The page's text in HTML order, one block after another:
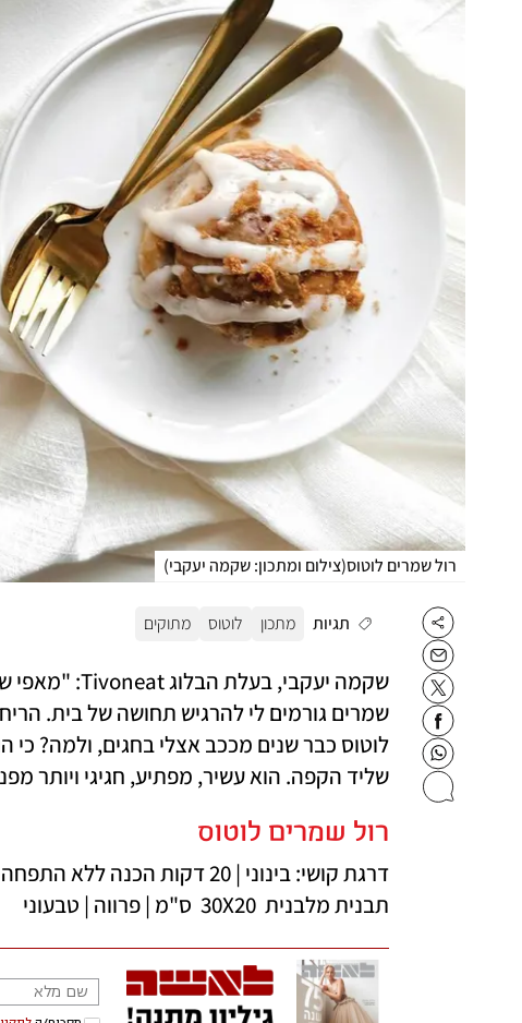
רול שמרים לוטוס(צילום ומתכון: שקמה יעקבי)
תגיות מתכון לוטוס מתוקים
שליד הקפה. הוא עשיר, מפתיע, חגיגי ויותר
רול שמרים לוטוס
תבנית מלבנית  30X20  ס"מ | פרווה | טבעוני